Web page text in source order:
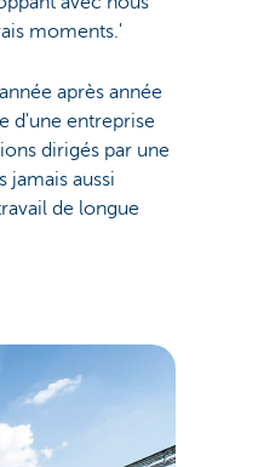
moments.'
après année
d'une entreprise
dirigés par une
jamais aussi
de longue